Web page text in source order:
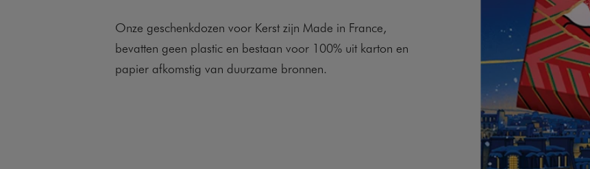
Onze geschenkdozen voor Kerst zijn Made in France,
bevatten geen plastic en bestaan voor 100% uit karton en
papier afkomstig van duurzame bronnen.